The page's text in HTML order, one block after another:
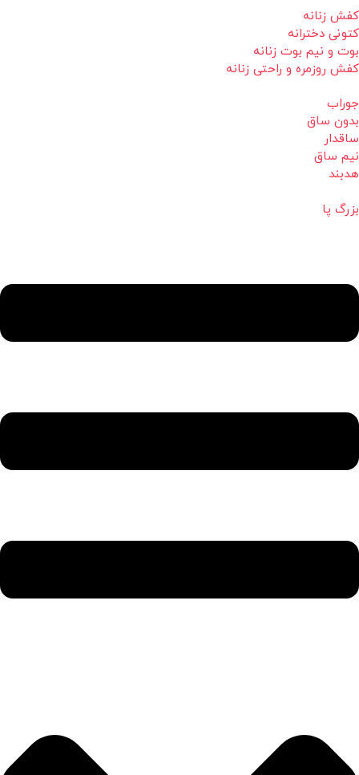
کفش زنانه
کتونی دخترانه
بوت و نیم بوت زنانه
کفش روزمره و راحتی زنانه
جوراب
بدون ساق
ساقدار
نیم ساق
هدبند
بزرگ پا